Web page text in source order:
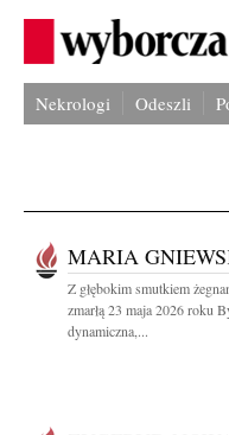
Nekrologi Odeszli
MARIA
Z głębokim smutkiem
zmarłą 23 maja 2026 roku
dynamiczna,...